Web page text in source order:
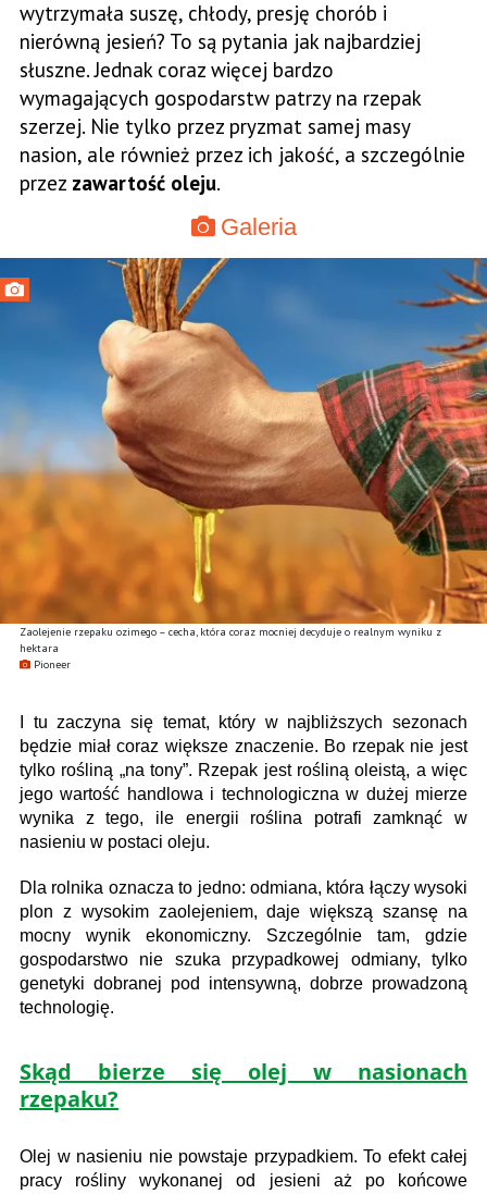
Zaolejenie rzepaku ozimego – cecha, która coraz mocniej decyduje o realnym wyniku z
hektara
Pioneer
wytrzymała suszę, chłody, presję chorób i
nierówną jesień? To są pytania jak najbardziej
słuszne. Jednak coraz więcej bardzo
wymagających gospodarstw patrzy na rzepak
szerzej. Nie tylko przez pryzmat samej masy
nasion, ale również przez ich jakość, a szczególnie
przez zawartość oleju.
Galeria
I tu zaczyna się temat, który w najbliższych sezonach
będzie miał coraz większe znaczenie. Bo rzepak nie jest
tylko rośliną „na tony”. Rzepak jest rośliną oleistą, a więc
jego wartość handlowa i technologiczna w dużej mierze
wynika z tego, ile energii roślina potrafi zamknąć w
nasieniu w postaci oleju.
Dla rolnika oznacza to jedno: odmiana, która łączy wysoki
plon z wysokim zaolejeniem, daje większą szansę na
mocny wynik ekonomiczny. Szczególnie tam, gdzie
gospodarstwo nie szuka przypadkowej odmiany, tylko
genetyki dobranej pod intensywną, dobrze prowadzoną
technologię.
Skąd bierze się olej w nasionach
rzepaku?
Olej w nasieniu nie powstaje przypadkiem. To efekt całej
pracy rośliny wykonanej od jesieni aż po końcowe